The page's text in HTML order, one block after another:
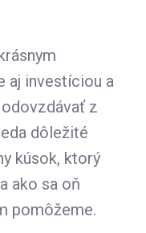
aj investíciou a
z
dôležité
kúsok, ktorý
ako sa oň
pomôžeme.